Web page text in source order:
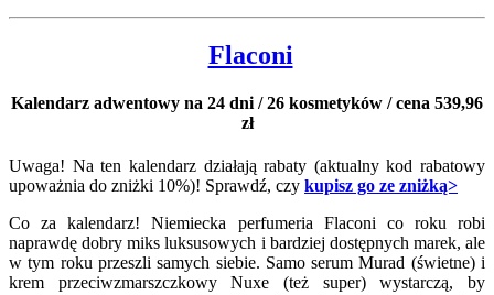
Flaconi
Kalendarz adwentowy na 24 dni / 26 kosmetyków / cena 539,96
zł
Uwaga! Na ten kalendarz działają rabaty (aktualny kod rabatowy
upoważnia do zniżki 10%)! Sprawdź, czy kupisz go ze zniżką>
Co za kalendarz! Niemiecka perfumeria Flaconi co roku robi
naprawdę dobry miks luksusowych i bardziej dostępnych marek, ale
w tym roku przeszli samych siebie. Samo serum Murad (świetne) i
krem przeciwzmarszczkowy Nuxe (też super) wystarczą, by